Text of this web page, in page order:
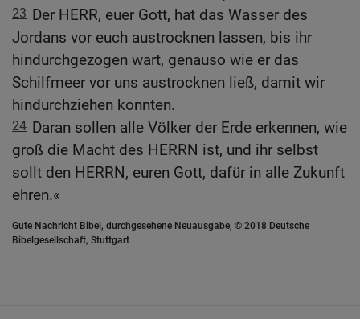
23 Der HERR, euer Gott, hat das Wasser des
Jordans vor euch austrocknen lassen, bis ihr
hindurchgezogen wart, genauso wie er das
Schilfmeer vor uns austrocknen ließ, damit wir
hindurchziehen konnten.
24 Daran sollen alle Völker der Erde erkennen, wie
groß die Macht des HERRN ist, und ihr selbst
sollt den HERRN, euren Gott, dafür in alle Zukunft
ehren.«
Gute Nachricht Bibel, durchgesehene Neuausgabe, © 2018 Deutsche
Bibelgesellschaft, Stuttgart